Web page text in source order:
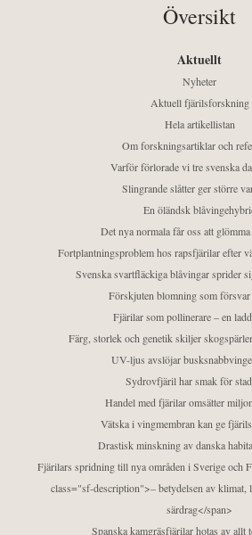
Översikt
Aktuellt
Nyheter
Aktuell fjärilsforskning
Hela artikellistan
Om forskningsartiklar och
Varför förlorade vi tre svenska
Slingrande slåtter ger större
En öländsk
Det nya normala får oss att
Fortplantningsproblem hos rapsfjärilar efter
Svenska svartfläckiga blåvingar sprider
Förskjuten blomning som
Fjärilar som pollinerare – en
Färg, storlek och genetik skiljer
UV-ljus avslöjar
Sydrovfjäril har smak för
Handel med fjärilar omsätter
Vätska i vingmembran kan ge
Drastisk minskning av danska
Fjärilars spridning till nya områden i Sverige och
class="sf-description">– betydelsen av klimat,
särdrag</span>
Spanska kamgräsfjärilar hotas av allt